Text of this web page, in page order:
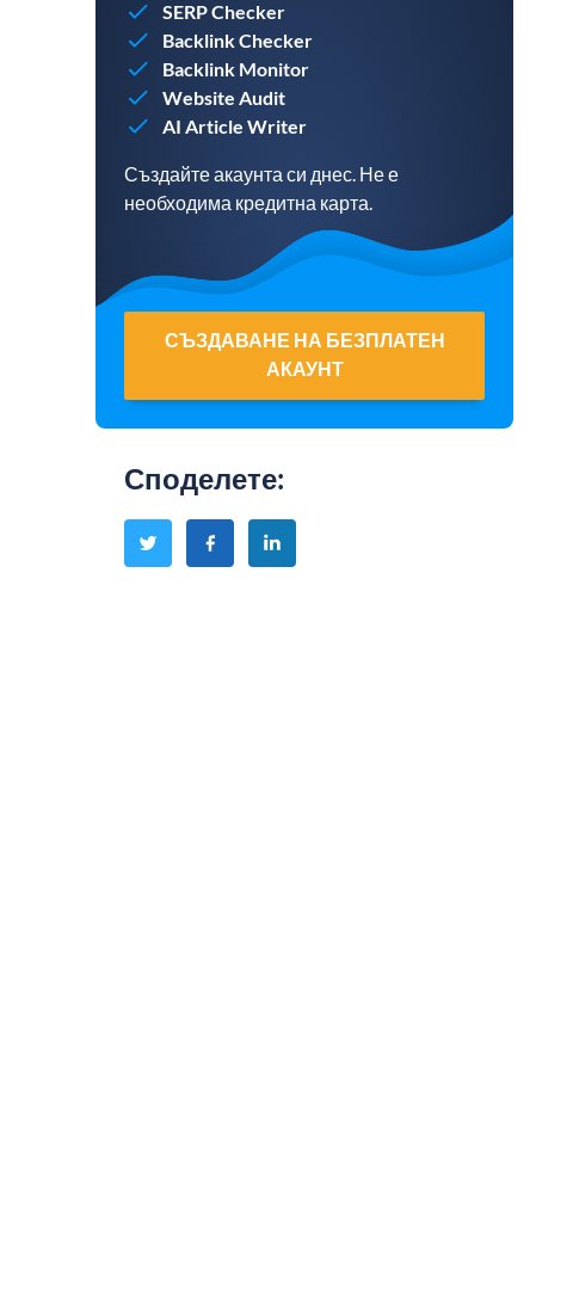
SERP Checker
Backlink Checker
Backlink Monitor
Website Audit
AI Article Writer
Създайте акаунта си днес. Не е
необходима кредитна карта.
СЪЗДАВАНЕ НА БЕЗПЛАТЕН
АКАУНТ
Споделете: